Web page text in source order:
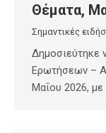
Θέματα,
Σημαντικές
Δημοσιεύτηκε
Ερωτήσεων –
Μαΐου 2026,